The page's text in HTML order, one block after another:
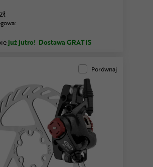
już jutro! Dostawa GRATIS
Porównaj